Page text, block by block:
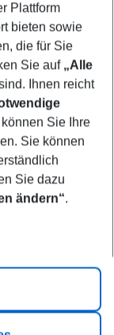
Plattform
bieten sowie
die für Sie
Sie auf „Alle
Ihnen reicht
können Sie Ihre
Sie können
Sie dazu
ändern“.